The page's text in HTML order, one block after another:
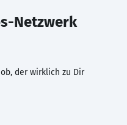
Netzwerk
der wirklich zu Dir